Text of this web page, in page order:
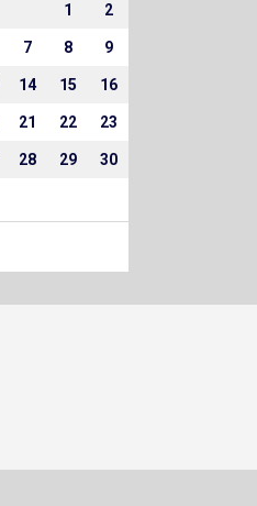
1 2
7 8 9
14 15 16
21 22 23
28 29 30